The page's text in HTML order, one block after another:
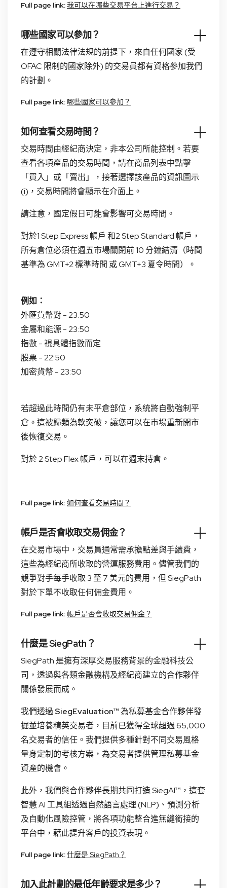
Full page link:我可以在哪些交易平台上進行交易？
哪些國家可以參加？
在遵守相關法律法規的前提下，來自任何國家 (受
OFAC 限制的國家除外) 的交易員都有資格參加我們
的計劃。
Full page link: 哪些國家可以參加？
如何查看交易時間？
交易時間由經紀商決定，非本公司所能控制。若要
查看各項產品的交易時間，請在商品列表中點擊
「買入」或「賣出」，接著選擇該產品的資訊圖示
(i)，交易時間將會顯示在介面上。
請注意，國定假日可能會影響可交易時間。
對於1 Step Express 帳戶 和2 Step Standard 帳戶，
所有倉位必須在週五市場關閉前 10 分鐘結清（時間
基準為 GMT+2 標準時間 或 GMT+3 夏令時間）。
例如：
外匯貨幣對 - 23:50
金屬和能源 - 23:50
指數 - 視具體指數而定
股票 - 22:50
加密貨幣 - 23:50
若超過此時間仍有未平倉部位，系統將自動強制平
倉。這被歸類為軟突破，讓您可以在市場重新開市
後恢復交易。
對於 2 Step Flex 帳戶，可以在週末持倉。
Full page link:如何查看交易時間？
帳戶是否會收取交易佣金？
在交易市場中，交易員通常需承擔點差與手續費，
這些為經紀商所收取的營運服務費用。儘管我們的
競爭對手每手收取 3 至 7 美元的費用，但 SiegPath
對於下單不收取任何佣金費用。
Full page link: 帳戶是否會收取交易佣金？
什麼是 SiegPath？
SiegPath 是擁有深厚交易服務背景的金融科技公
司，透過與各類金融機構及經紀商建立的合作夥伴
關係發展而成。
我們透過SiegEvaluation™為私募基金合作夥伴發
掘並培養精英交易者，目前已獲得全球超過 65,000
名交易者的信任。我們提供多種針對不同交易風格
量身定制的考核方案，為交易者提供管理私募基金
資產的機會。
此外，我們與合作夥伴長期共同打造 SiegAI™，這套
智慧 AI 工具組透過自然語言處理 (NLP)、預測分析
及自動化風險控管，將各項功能整合進無縫銜接的
平台中，藉此提升客戶的投資表現。
Full page link:什麼是 SiegPath？
加入此計劃的最低年齡要求是多少？